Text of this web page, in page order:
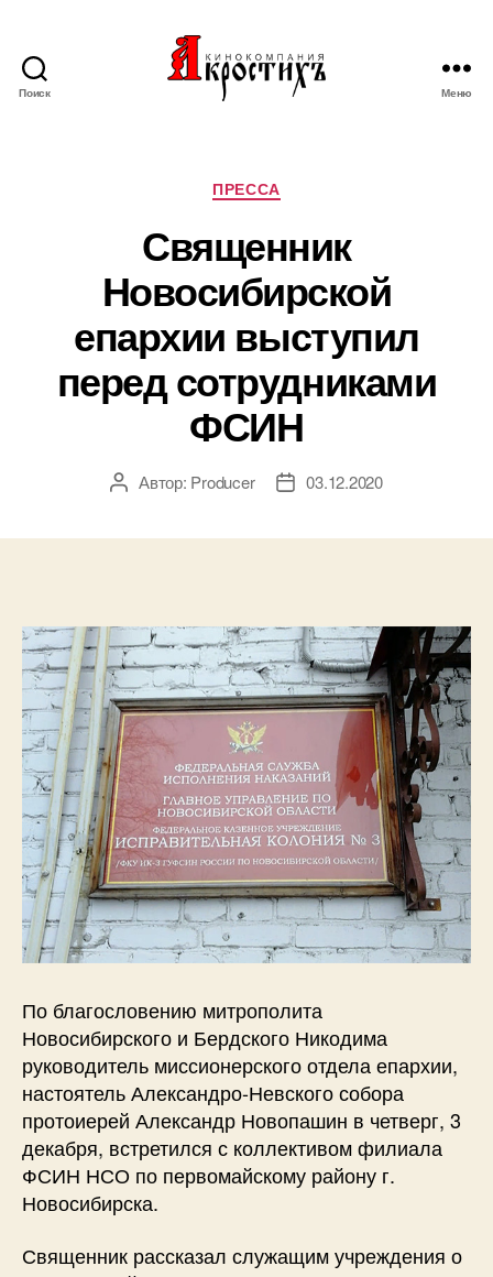
Поиск Меню
Рубрики
ПРЕССА
Священник
Новосибирской
епархии выступил
перед сотрудниками
ФСИН
АвторАвтор: Producer
Дата03.12.2020
По благословению митрополита
Новосибирского и Бердского Никодима
руководитель миссионерского отдела епархии,
настоятель Александро-Невского собора
протоиерей Александр Новопашин в четверг, 3
декабря, встретился с коллективом филиала
ФСИН НСО по первомайскому району г.
Новосибирска.
Священник рассказал служащим учреждения о